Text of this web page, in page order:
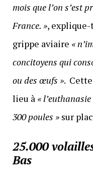
mois que l’on s’est
France. »,
grippe aviaire «
concitoyens qui
ou des œufs ».
lieu à «
300 poules »sur
25.000
Bas